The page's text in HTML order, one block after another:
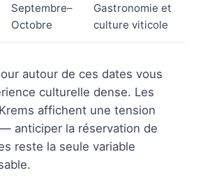
Septembre–
Octobre
Gastronomie et
culture viticole
autour de ces dates vous
culturelle dense. Les
affichent une tension
anticiper la réservation de
reste la seule variable